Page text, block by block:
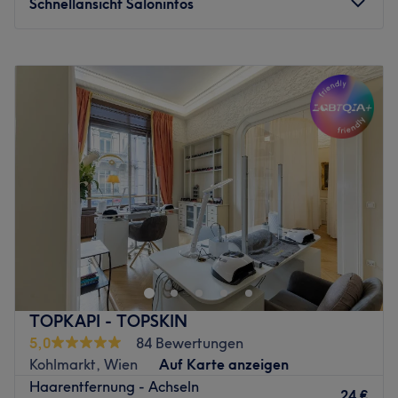
echter Hingucker. Überzeuge dich selbst!
Zurück zur Salonansicht
Dienstag
09:00 –
19:00
Mittwoch
09:00–19:00
Donnerstag
09:00 –19:00
Freitag
09:00
17:00
Samstag
Geschlossen
Sonntag
Geschlossen
Für rundum gepflegte Haut und einen strahlend frischen
Teint bist du im Kosmetik Institut Ingrid Kalser & Melanie
Jansohn in Wien, 9. Bezirk genau richtig. Von individuellen
Gesichtsbehandlungen mit hochwertigen Pflegeprodukten
über moderne Geräte für jüngeres Aussehen bis hin zur
schmerzfreien und dauerhaften Haarentfernung mit IPL
findest du hier alles, um dich und deine Haut zu
verwöhnen.
TOPKAPI - TOPSKIN
5,0
84 Bewertungen
Kohlmarkt, Wien
Auf Karte anzeigen
Haarentfernung - Achseln